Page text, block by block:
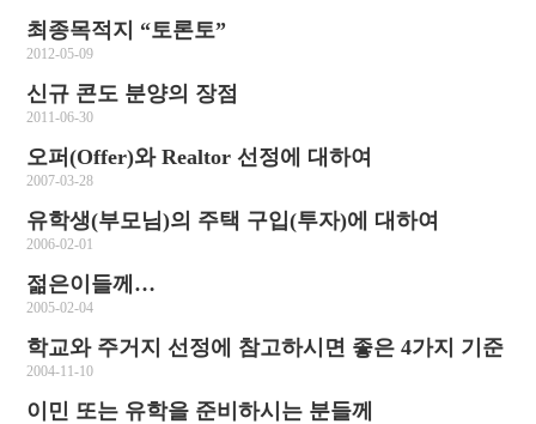
최종목적지 “토론토”
2012-05-09
신규 콘도 분양의 장점
2011-06-30
오퍼(Offer)와 Realtor 선정에 대하여
2007-03-28
유학생(부모님)의 주택 구입(투자)에 대하여
2006-02-01
젊은이들께…
2005-02-04
학교와 주거지 선정에 참고하시면 좋은 4가지 기준
2004-11-10
이민 또는 유학을 준비하시는 분들께